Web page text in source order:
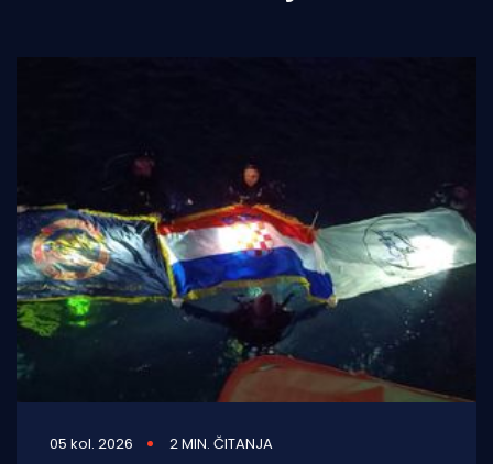
05 kol. 2026 2 MIN. ČITANJA